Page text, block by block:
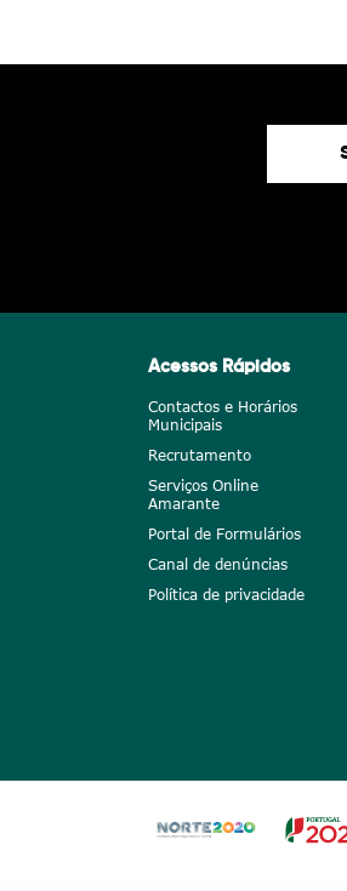
Acessos Rápidos
Contactos e Horários
Municipais
Recrutamento
Serviços Online
Amarante
Portal de Formulários
Canal de denúncias
Política de privacidade